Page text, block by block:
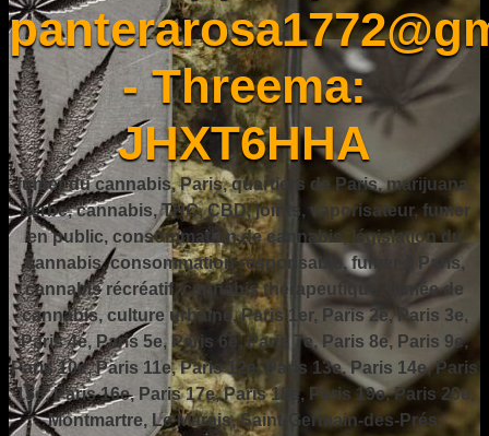
- Threema:
JHXT6HHA
fumer du cannabis, Paris, quartiers de Paris, marijuana,
herbe, cannabis, THC, CBD, joints, vaporisateur, fumer
en public, consommation de cannabis, législation du
cannabis, consommation responsable, fumer à Paris,
cannabis récréatif, cannabis thérapeutique, fumée de
cannabis, culture urbaine, Paris 1er, Paris 2e, Paris 3e,
Paris 4e, Paris 5e, Paris 6e, Paris 7e, Paris 8e, Paris 9e,
Paris 10e, Paris 11e, Paris 12e, Paris 13e, Paris 14e, Paris
15e, Paris 16e, Paris 17e, Paris 18e, Paris 19e, Paris 20e,
Montmartre, Le Marais, Saint-Germain-des-Prés,